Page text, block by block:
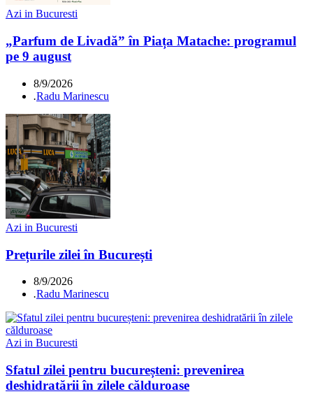
Azi in Bucuresti
„Parfum de Livadă” în Piața Matache: programul
pe 9 august
8/9/2026
.Radu Marinescu
Azi in Bucuresti
Prețurile zilei în București
8/9/2026
.Radu Marinescu
Azi in Bucuresti
Sfatul zilei pentru bucureșteni: prevenirea
deshidratării în zilele călduroase